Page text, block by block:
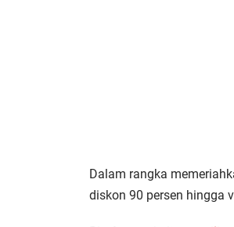
Dalam rangka
diskon 90 persen hingga